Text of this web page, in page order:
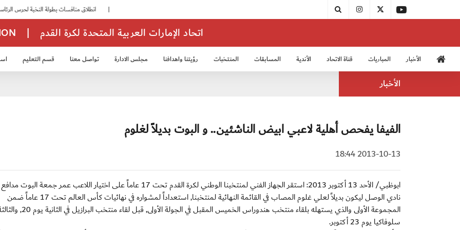
انطلاق منافسات بطولة النخبة لحرس الرئاسة
| اتحاد الإمارات العربية المتحدة لكرة القدم
الأخبار المباريات قناة الاتحاد الأندية المسابقات المنتخبات رؤيتنا واهدافنا مجلس الادارة تواصل معنا قسم التعليم
الأخبار
الفيفا يفحص أهلية لاعبي ابيض الناشئين.. و البوت بديلاً لغلوم
2013-10-13 18:44
ابوظبي/ الأحد 13 أكتوبر 2013: استقر الجهاز الفني لمنتخبنا الوطني لكرة القدم تحت 17 عاماً على اختيار اللاعب عمر جمعة
نادي الوصل ليكون بديلاً لعلي غلوم المصاب في القائمة النهائية لمنتخبنا, استعداداً لمشواره في نهائيات كأس العالم تحت 17 عاماً ضمن
المجموعة الأولى والذي يستهله بلقاء منتخب هندوراس الخميس المقبل في الجولة
سلوفاكيا يوم 23 أكتوبر.